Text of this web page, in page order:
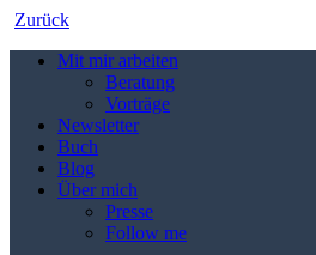
Zurück
Mit mir arbeiten
Beratung
Vorträge
Newsletter
Buch
Blog
Über mich
Presse
Follow me